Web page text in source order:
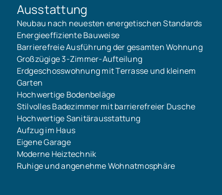
Ausstattung
Neubau nach neuesten energetischen Standards
Energieeffiziente Bauweise
Barrierefreie Ausführung der gesamten Wohnung
Großzügige 3-Zimmer-Aufteilung
Erdgeschosswohnung mit Terrasse und kleinem
Garten
Hochwertige Bodenbeläge
Stilvolles Badezimmer mit barrierefreier Dusche
Hochwertige Sanitärausstattung
Aufzug im Haus
Eigene Garage
Moderne Heiztechnik
Ruhige und angenehme Wohnatmosphäre